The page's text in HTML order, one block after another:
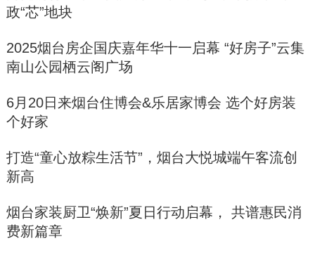
政“芯”地块
2025烟台房企国庆嘉年华十一启幕 “好房子”云集
南山公园栖云阁广场
6月20日来烟台住博会&乐居家博会 选个好房装
个好家
打造“童心放粽生活节”，烟台大悦城端午客流创
新高
烟台家装厨卫“焕新”夏日行动启幕， 共谱惠民消
费新篇章